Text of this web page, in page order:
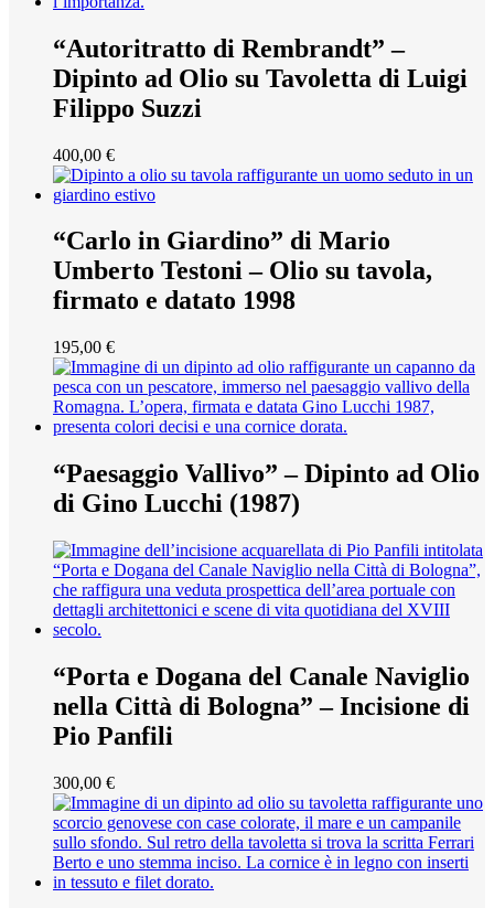
“Autoritratto di Rembrandt” –
Dipinto ad Olio su Tavoletta di Luigi
Filippo Suzzi
400,00 €
“Carlo in Giardino” di Mario
Umberto Testoni – Olio su tavola,
firmato e datato 1998
195,00 €
“Paesaggio Vallivo” – Dipinto ad Olio
di Gino Lucchi (1987)
“Porta e Dogana del Canale Naviglio
nella Città di Bologna” – Incisione di
Pio Panfili
300,00 €